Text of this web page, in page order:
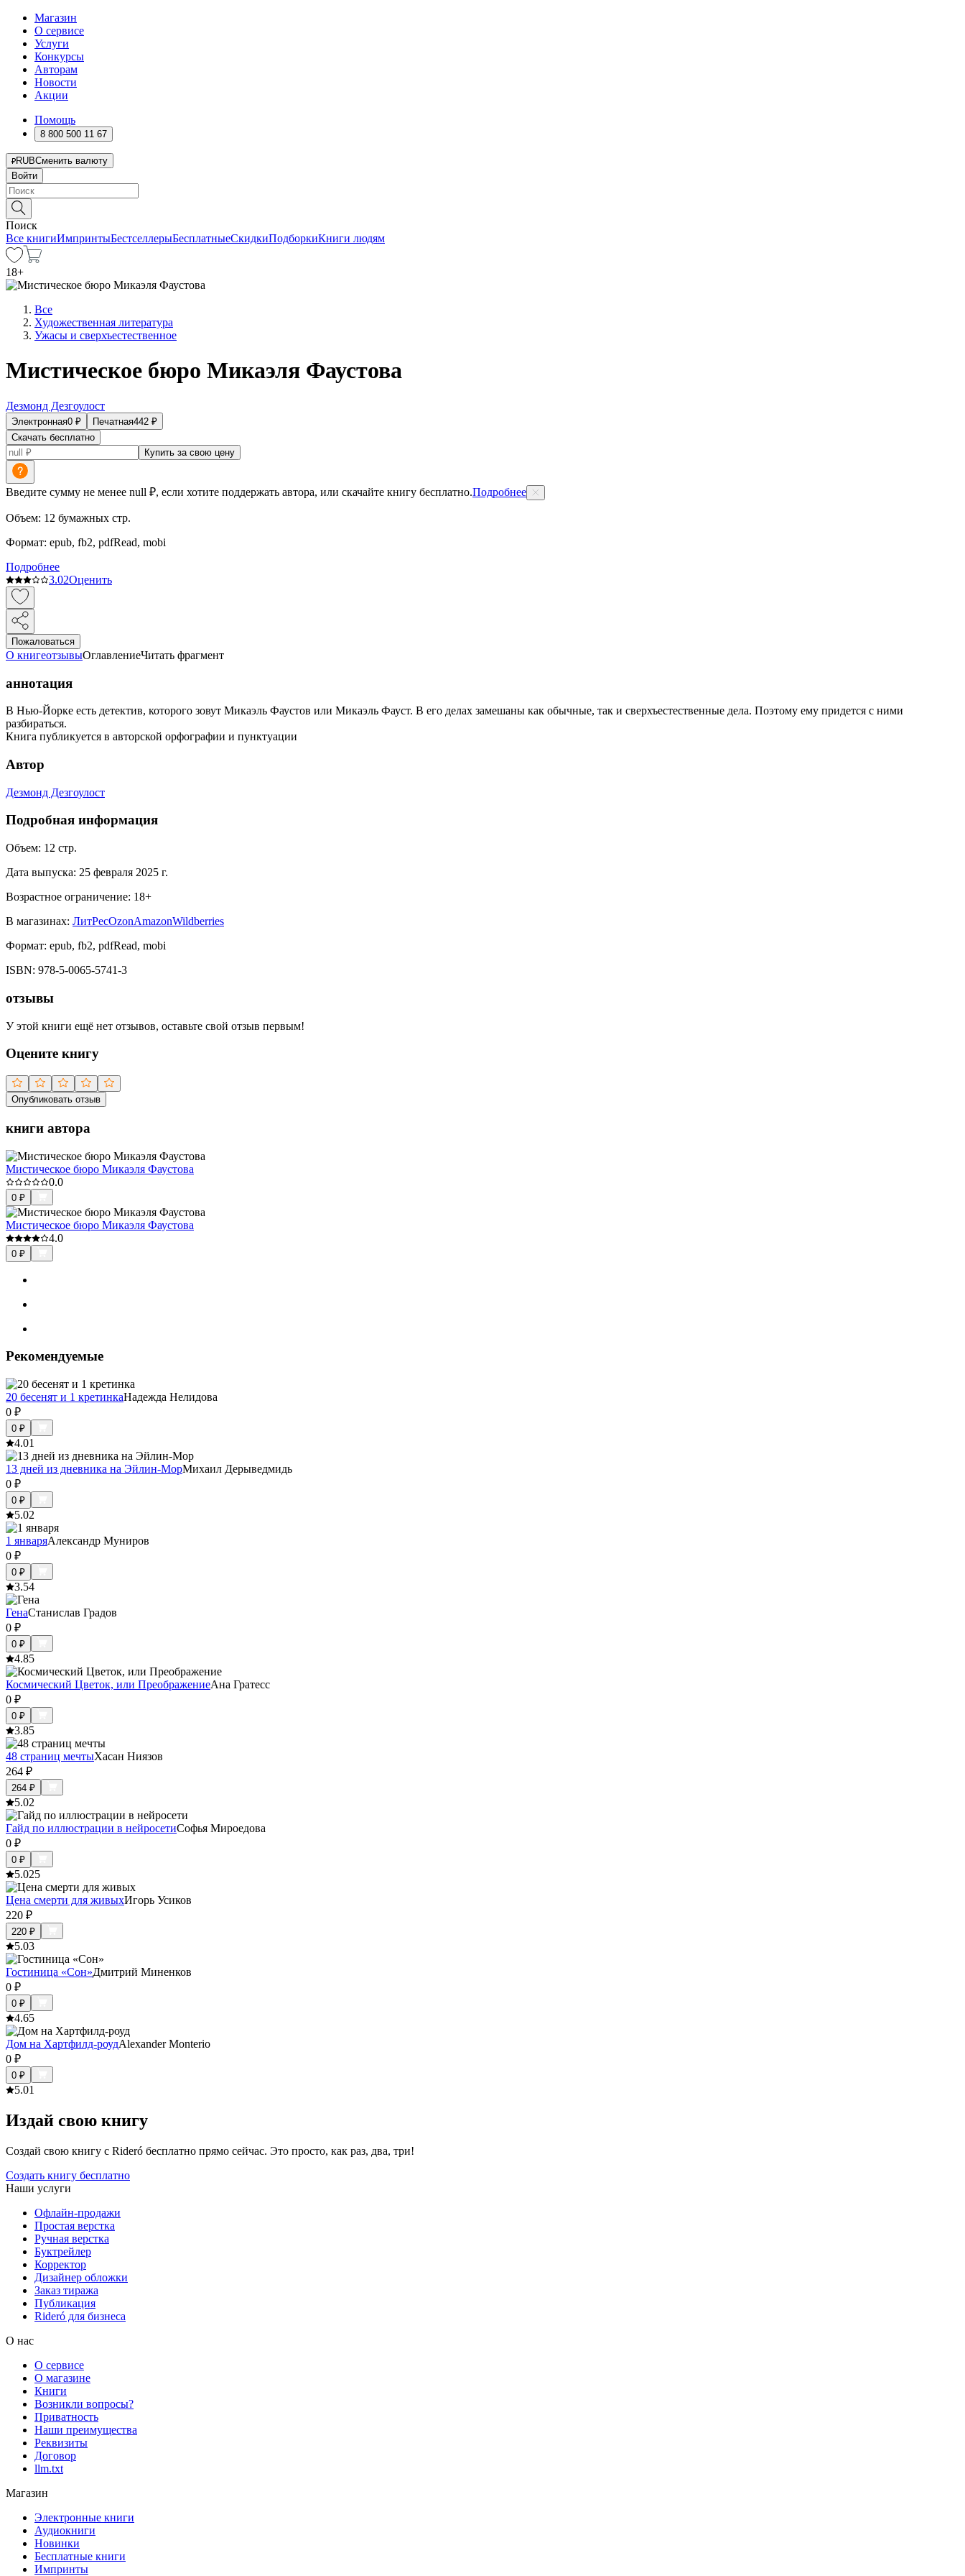
Магазин
О сервисе
Услуги
Конкурсы
Авторам
Новости
Акции
Помощь
8 800 500 11 67
RUBСменить валюту
Войти
Поиск
Все книгиИмпринтыБестселлерыБесплатныеСкидкиПодборкиКниги людям
18+
Все
Художественная литература
Ужасы и сверхъестественное
Мистическое бюро Микаэля Фаустова
Дезмонд Дезгоулост
Электронная0 ₽ Печатная442 ₽
Скачать бесплатно
Купить за свою цену
Введите сумму не менее null ₽, если хотите поддержать автора, или скачайте книгу бесплатно.Подробнее
Объем: 12 бумажных стр.
Формат: epub, fb2, pdfRead, mobi
Подробнее
3.02Оценить
Пожаловаться
О книгеотзывыОглавлениеЧитать фрагмент
аннотация
В Нью-Йорке есть детектив, которого зовут Микаэль Фаустов или Микаэль Фауст. В его делах замешаны как обычные, так и сверхъестественные дела. Поэтому ему придется с ними
разбираться.
Книга публикуется в авторской орфографии и пунктуации
Автор
Дезмонд Дезгоулост
Подробная информация
Объем: 12 стр.
Дата выпуска: 25 февраля 2025 г.
Возрастное ограничение: 18+
В магазинах: ЛитРесOzonAmazonWildberries
Формат: epub, fb2, pdfRead, mobi
ISBN: 978-5-0065-5741-3
отзывы
У этой книги ещё нет отзывов, оставьте свой отзыв первым!
Оцените книгу
Опубликовать отзыв
книги автора
Мистическое бюро Микаэля Фаустова
0.0
0 ₽
Мистическое бюро Микаэля Фаустова
4.0
0 ₽
Рекомендуемые
20 бесенят и 1 кретинкаНадежда Нелидова
0 ₽
0 ₽
4.01
13 дней из дневника на Эйлин-МорМихаил Дерыведмидь
0 ₽
0 ₽
5.02
1 январяАлександр Муниров
0 ₽
0 ₽
3.54
ГенаСтанислав Градов
0 ₽
0 ₽
4.85
Космический Цветок, или ПреображениеАна Гратесс
0 ₽
0 ₽
3.85
48 страниц мечтыХасан Ниязов
264 ₽
264 ₽
5.02
Гайд по иллюстрации в нейросетиСофья Мироедова
0 ₽
0 ₽
5.025
Цена смерти для живыхИгорь Усиков
220 ₽
220 ₽
5.03
Гостиница «Сон»Дмитрий Миненков
0 ₽
0 ₽
4.65
Дом на Хартфилд-роудAlexander Monterio
0 ₽
0 ₽
5.01
Издай свою книгу
Создай свою книгу с Rideró бесплатно прямо сейчас. Это просто, как раз, два, три!
Создать книгу бесплатно
Наши услуги
Офлайн-продажи
Простая верстка
Ручная верстка
Буктрейлер
Корректор
Дизайнер обложки
Заказ тиража
Публикация
Rideró для бизнеса
О нас
О сервисе
О магазине
Книги
Возникли вопросы?
Приватность
Наши преимущества
Реквизиты
Договор
llm.txt
Магазин
Электронные книги
Аудиокниги
Новинки
Бесплатные книги
Импринты